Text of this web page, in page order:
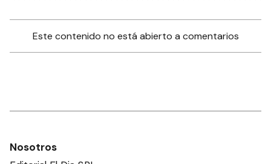
Este contenido no está abierto a comentarios
Nosotros